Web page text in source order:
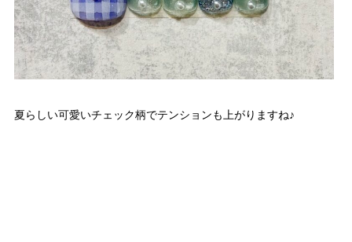
夏らしい可愛いチェック柄でテンションも上がりますね♪